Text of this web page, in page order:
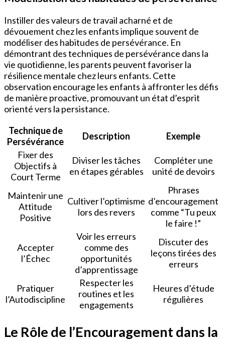
Instiller des valeurs de travail acharné et de
dévouement chez les enfants implique souvent de
modéliser des habitudes de persévérance. En
démontrant des techniques de persévérance dans la
vie quotidienne, les parents peuvent favoriser la
résilience mentale chez leurs enfants. Cette
observation encourage les enfants à affronter les défis
de manière proactive, promouvant un état d’esprit
orienté vers la persistance.
Technique de
Persévérance
Description
Exemple
Fixer des
Objectifs à
Court Terme
Diviser les tâches
en étapes gérables
Compléter une
unité de devoirs
Maintenir une
Attitude
Positive
Cultiver l’optimisme
lors des revers
Phrases
d’encouragement
comme “Tu peux
le faire !”
Accepter
l’Échec
Voir les erreurs
comme des
opportunités
d’apprentissage
Discuter des
leçons tirées des
erreurs
Pratiquer
l’Autodiscipline
Respecter les
routines et les
engagements
Heures d’étude
régulières
Le Rôle de l’Encouragement dans la